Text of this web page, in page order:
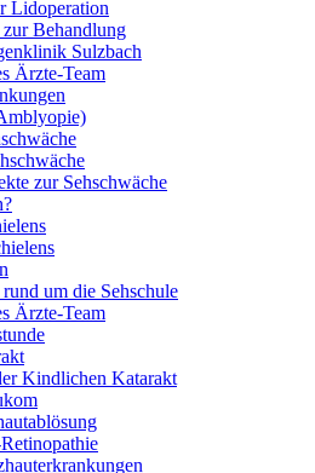
Lidoperation
Behandlung
Sulzbach
Ärzte-Team
zur Sehschwäche
um die Sehschule
Ärzte-Team
Kindlichen Katarakt